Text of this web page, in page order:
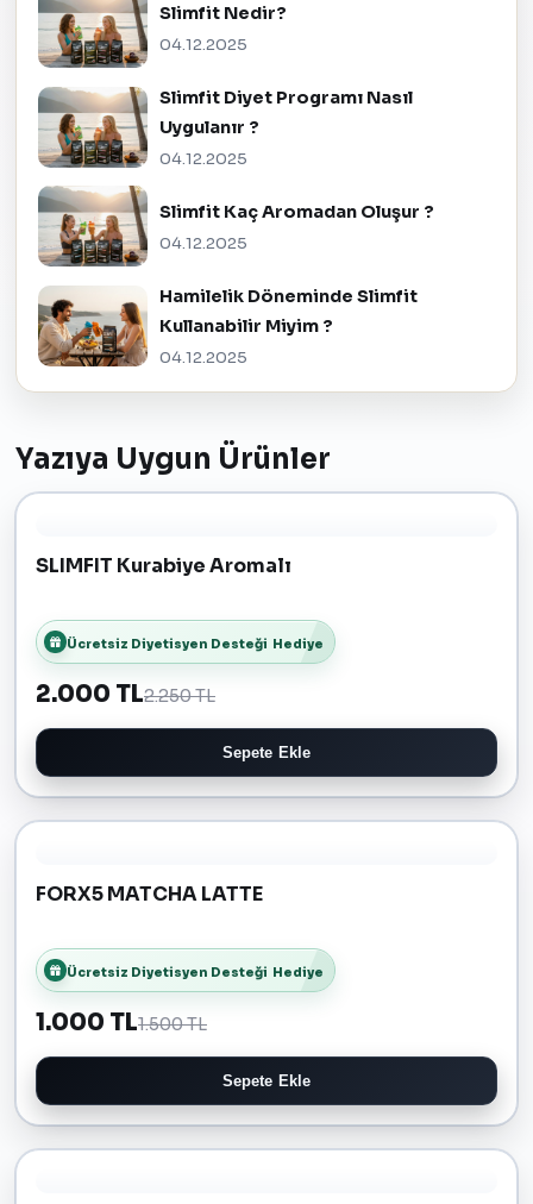
Slimfit Nedir?
04.12.2025
Slimfit Diyet Programı Nasıl
Uygulanır ?
04.12.2025
Slimfit Kaç Aromadan Oluşur ?
04.12.2025
Hamilelik Döneminde Slimfit
Kullanabilir Miyim ?
04.12.2025
Yazıya Uygun Ürünler
SLIMFIT Kurabiye Aromalı
Ücretsiz Diyetisyen Desteği Hediye
2.000 TL2.250 TL
Sepete Ekle
FORX5 MATCHA LATTE
Ücretsiz Diyetisyen Desteği Hediye
1.000 TL1.500 TL
Sepete Ekle